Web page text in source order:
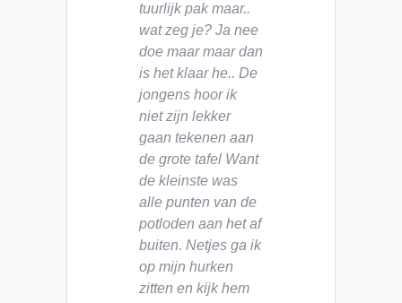
tuurlijk pak maar..
wat zeg je? Ja nee
doe maar maar dan
is het klaar he.. De
jongens hoor ik
niet zijn lekker
gaan tekenen aan
de grote tafel Want
de kleinste was
alle punten van de
potloden aan het af
buiten. Netjes ga ik
op mijn hurken
zitten en kijk hem